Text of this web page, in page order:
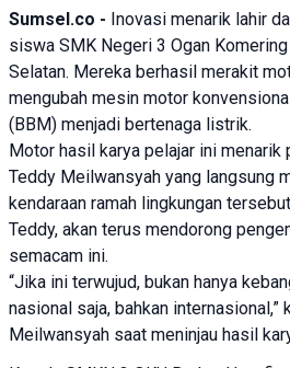
Sumsel.co - Inovasi menarik lahir
siswa SMK Negeri 3 Ogan Komering
Selatan. Mereka berhasil merakit
mengubah mesin motor
(BBM) menjadi bertenaga listrik.
Motor hasil karya pelajar ini menarik
Teddy Meilwansyah yang langsung
kendaraan ramah lingkungan
Teddy, akan terus mendorong
semacam ini.
“Jika ini terwujud, bukan hanya
nasional saja, bahkan internasional,”
Meilwansyah saat meninjau hasil